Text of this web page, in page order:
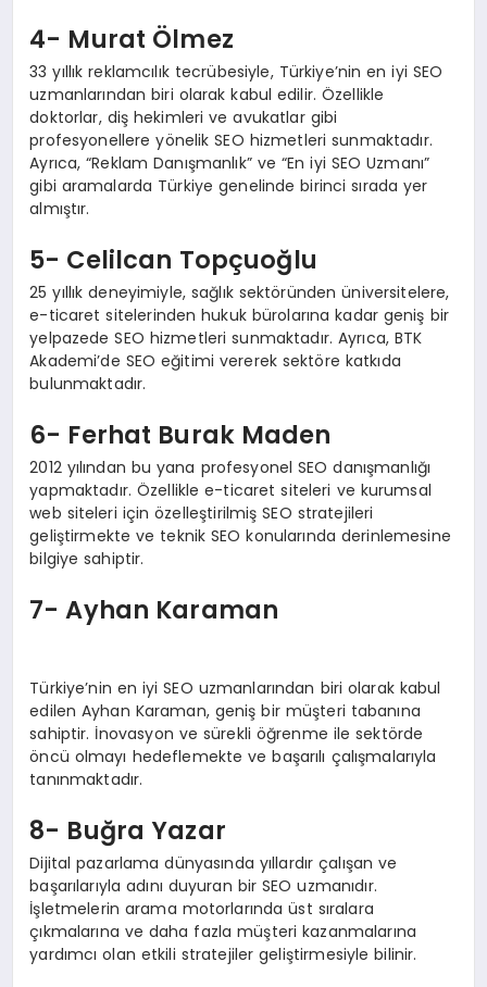
4- Murat Ölmez
33 yıllık reklamcılık tecrübesiyle, Türkiye’nin en iyi SEO
uzmanlarından biri olarak kabul edilir. Özellikle
doktorlar, diş hekimleri ve avukatlar gibi
profesyonellere yönelik SEO hizmetleri sunmaktadır.
Ayrıca, “Reklam Danışmanlık” ve “En iyi SEO Uzmanı”
gibi aramalarda Türkiye genelinde birinci sırada yer
almıştır.
5- Celilcan Topçuoğlu
25 yıllık deneyimiyle, sağlık sektöründen üniversitelere,
e-ticaret sitelerinden hukuk bürolarına kadar geniş bir
yelpazede SEO hizmetleri sunmaktadır. Ayrıca, BTK
Akademi’de SEO eğitimi vererek sektöre katkıda
bulunmaktadır.
6- Ferhat Burak Maden
2012 yılından bu yana profesyonel SEO danışmanlığı
yapmaktadır. Özellikle e-ticaret siteleri ve kurumsal
web siteleri için özelleştirilmiş SEO stratejileri
geliştirmekte ve teknik SEO konularında derinlemesine
bilgiye sahiptir.
7- Ayhan Karaman
Türkiye’nin en iyi SEO uzmanlarından biri olarak kabul
edilen Ayhan Karaman, geniş bir müşteri tabanına
sahiptir. İnovasyon ve sürekli öğrenme ile sektörde
öncü olmayı hedeflemekte ve başarılı çalışmalarıyla
tanınmaktadır.
8- Buğra Yazar
Dijital pazarlama dünyasında yıllardır çalışan ve
başarılarıyla adını duyuran bir SEO uzmanıdır.
İşletmelerin arama motorlarında üst sıralara
çıkmalarına ve daha fazla müşteri kazanmalarına
yardımcı olan etkili stratejiler geliştirmesiyle bilinir.